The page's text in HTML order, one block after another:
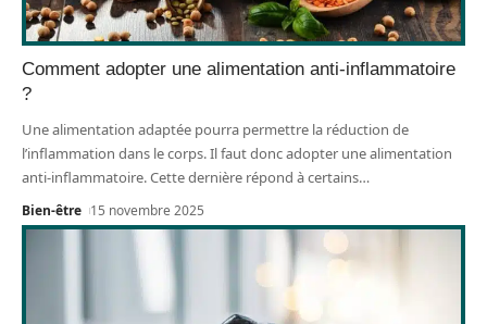
Comment adopter une alimentation anti-inflammatoire
?
Une alimentation adaptée pourra permettre la réduction de
l’inflammation dans le corps. Il faut donc adopter une alimentation
anti-inflammatoire. Cette dernière répond à certains…
Bien-être 15 novembre 2025